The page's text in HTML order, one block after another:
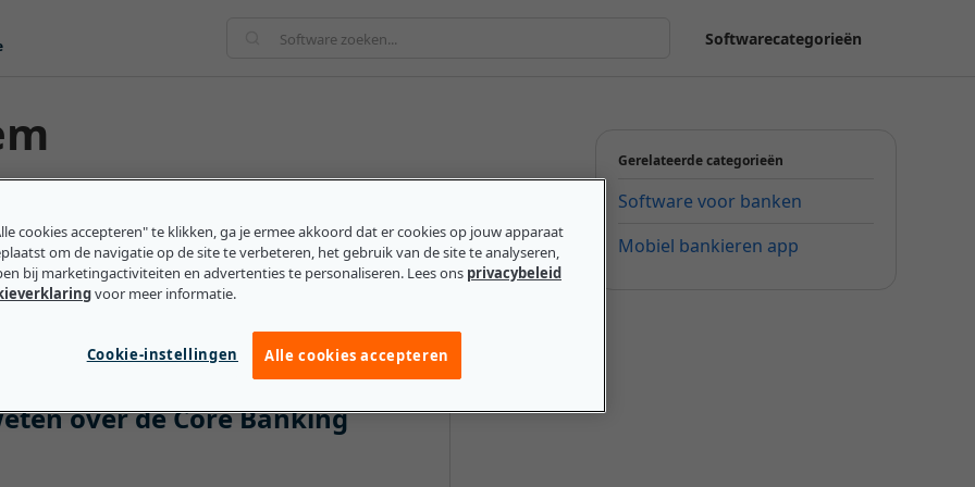
Softwarecategorieën
diverse taken afhandelt, zoals rapportage,
van een IT-infrastructuur die zich uitstrekt over
maakt het voor klanten van de bank mogelijk
en geldautomaten) toegang te krijgen tot
te bezoeken.
over de Core Banking
Gerelateerde categorieën
Software voor banken
Mobiel bankieren app
cookies accepteren" te klikken, ga je ermee akkoord dat er cookies op jouw apparaat
om de navigatie op de site te verbeteren, het gebruik van de site te analyseren,
bij marketingactiviteiten en advertenties te personaliseren. Lees ons privacybeleid
voor meer informatie.
Cookie-instellingen Alle cookies accepteren